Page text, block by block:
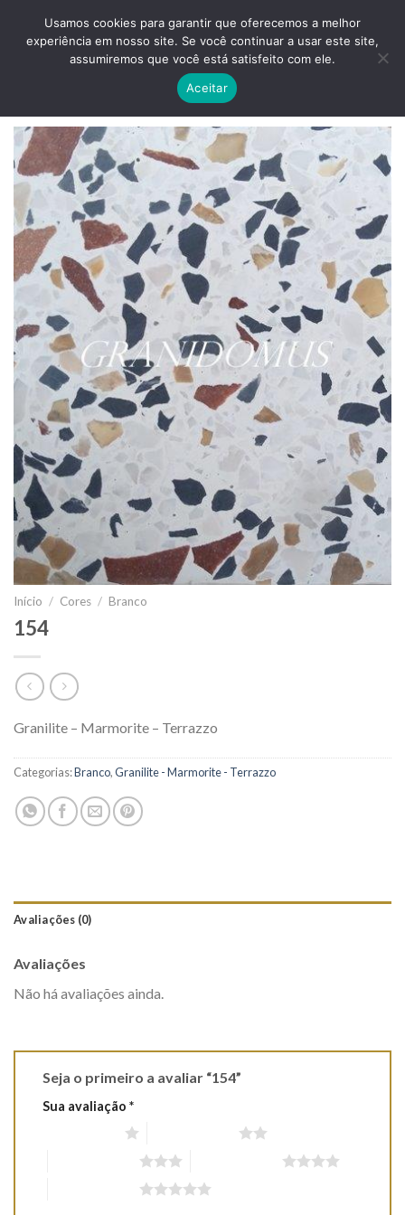
0
Início / Cores / Branco
154
Granilite – Marmorite – Terrazzo
Categorias:Branco,Granilite - Marmorite - Terrazzo
Avaliações (0)
Avaliações
Não há avaliações ainda.
Seja o primeiro a avaliar “154”
Sua avaliação *
Usamos cookies para garantir que oferecemos a melhor
experiência em nosso site. Se você continuar a usar este site,
assumiremos que você está satisfeito com ele.
Aceitar